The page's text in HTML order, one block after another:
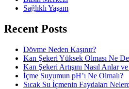
Sağlıklı Yaşam
Recent Posts
Dövme Neden Kaşınır?
Kan Şekeri Yüksek Olması Ne
Kan Şekeri Artışını Nasıl Anlar
İçme Suyumun pH’ı Ne Olmalı?
Sıcak Su İçmenin Faydaları